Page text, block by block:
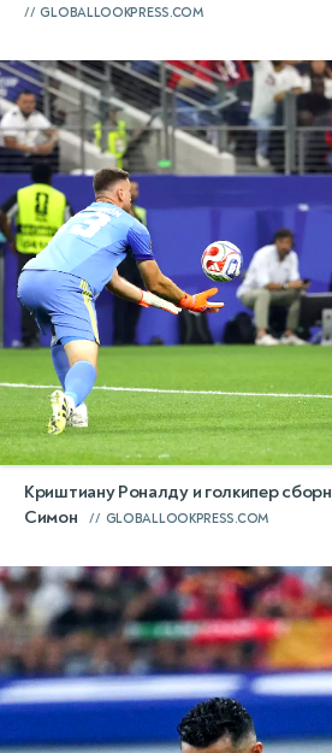
GLOBALLOOKPRESS.COM
Криштиану Роналду и голкипер
Симон
GLOBALLOOKPRESS.COM